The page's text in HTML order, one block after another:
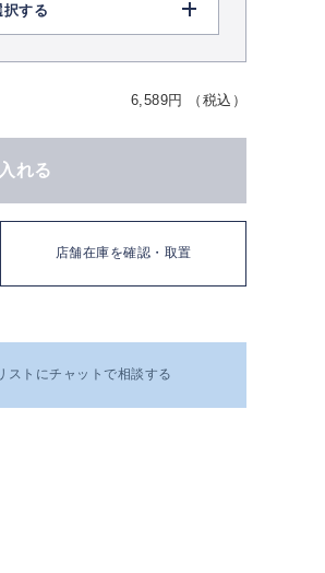
択する
6,589円 （税込）
れる
店舗在庫を確認・取置
ストにチャットで相談する